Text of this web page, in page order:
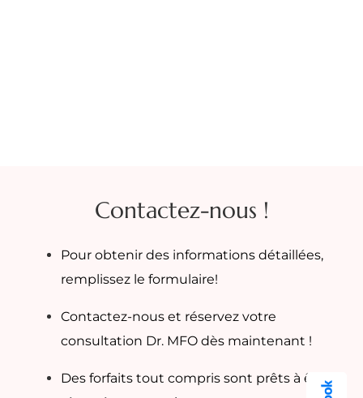
Contactez-nous !
Pour obtenir des informations détaillées,
remplissez le formulaire!
Contactez-nous et réservez votre
consultation Dr. MFO dès maintenant !
Des forfaits tout compris sont prêts à être